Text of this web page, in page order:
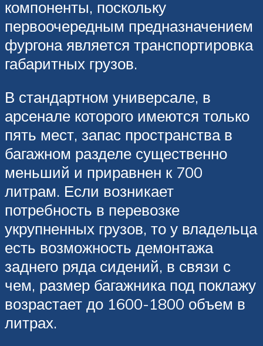
компоненты, поскольку
первоочередным предназначением
фургона является транспортировка
габаритных грузов.
В стандартном универсале, в
арсенале которого имеются только
пять мест, запас пространства в
багажном разделе существенно
меньший и приравнен к 700
литрам. Если возникает
потребность в перевозке
укрупненных грузов, то у владельца
есть возможность демонтажа
заднего ряда сидений, в связи с
чем, размер багажника под поклажу
возрастает до 1600-1800 объем в
литрах.